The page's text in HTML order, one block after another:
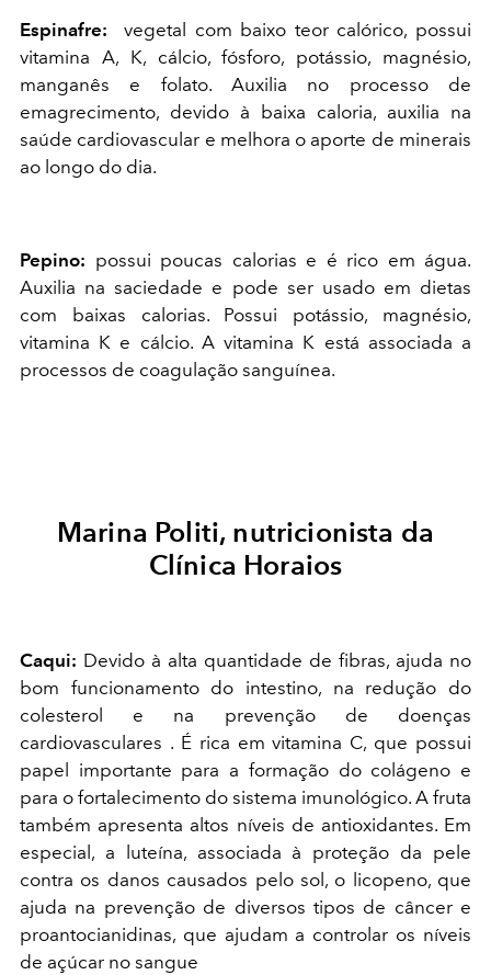
Espinafre: vegetal com baixo teor calórico, possui
vitamina A, K, cálcio, fósforo, potássio, magnésio,
manganês e folato. Auxilia no processo de
emagrecimento, devido à baixa caloria, auxilia na
saúde cardiovascular e melhora o aporte de minerais
ao longo do dia.
Pepino: possui poucas calorias e é rico em água.
Auxilia na saciedade e pode ser usado em dietas
com baixas calorias. Possui potássio, magnésio,
vitamina K e cálcio. A vitamina K está associada a
processos de coagulação sanguínea.
Marina Politi, nutricionista da
Clínica Horaios
Caqui: Devido à alta quantidade de fibras, ajuda no
bom funcionamento do intestino, na redução do
colesterol e na prevenção de doenças
cardiovasculares . É rica em vitamina C, que possui
papel importante para a formação do colágeno e
para o fortalecimento do sistema imunológico. A fruta
também apresenta altos níveis de antioxidantes. Em
especial, a luteína, associada à proteção da pele
contra os danos causados pelo sol, o licopeno, que
ajuda na prevenção de diversos tipos de câncer e
proantocianidinas, que ajudam a controlar os níveis
de açúcar no sangue